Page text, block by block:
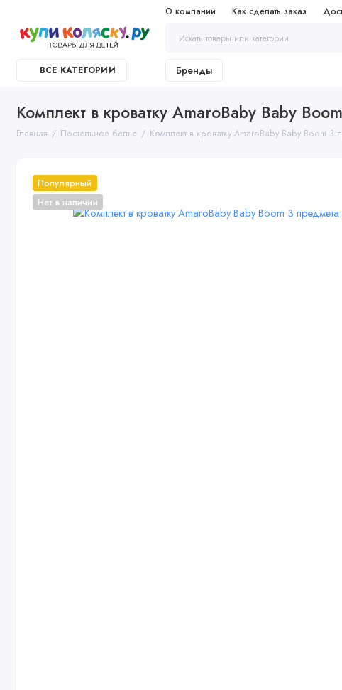
О компании Как сделать заказ
ВСЕ КАТЕГОРИИ Бренды
Комплект в кроватку AmaroBaby Baby
Главная Постельное белье Комплект в кроватку AmaroBaby Baby Boom
Популярный
Нет в наличии